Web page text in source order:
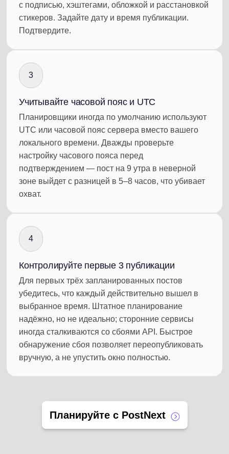
с подписью, хэштегами, обложкой и расстановкой
стикеров. Задайте дату и время публикации.
Подтвердите.
3
Учитывайте часовой пояс и UTC
Планировщики иногда по умолчанию используют
UTC или часовой пояс сервера вместо вашего
локального времени. Дважды проверьте
настройку часового пояса перед
подтверждением — пост на 9 утра в неверной
зоне выйдет с разницей в 5–8 часов, что убивает
охват.
4
Контролируйте первые 3 публикации
Для первых трёх запланированных постов
убедитесь, что каждый действительно вышел в
выбранное время. Штатное планирование
надёжно, но не идеально; сторонние сервисы
иногда сталкиваются со сбоями API. Быстрое
обнаружение сбоя позволяет переопубликовать
вручную, а не упустить окно полностью.
Планируйте с PostNext